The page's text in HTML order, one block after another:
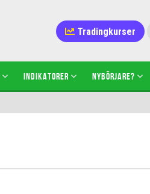
Tradingkurser
INDIKATORER NYBÖRJARE?